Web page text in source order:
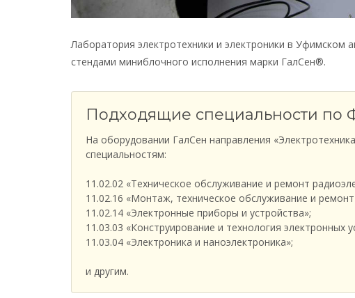
Лаборатория электротехники и электроники в
стендами миниблочного исполнения марки ГалСен®.
Подходящие специальности по
На оборудовании ГалСен направления
специальностям:
11.02.02 «Техническое обслуживание и ремонт
11.02.16 «Монтаж, техническое обслуживание и
11.02.14 «Электронные приборы и устройства»;
11.03.03 «Конструирование и технология электронных
11.03.04 «Электроника и наноэлектроника»;
и другим.